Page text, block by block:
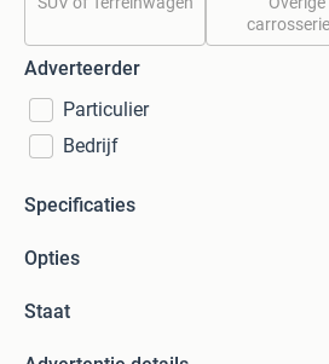
Adverteerder
Particulier
Bedrijf
Specificaties
Opties
Staat